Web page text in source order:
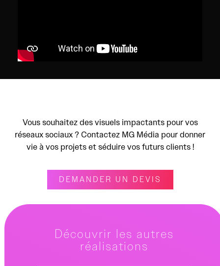
Vous souhaitez des visuels impactants pour vos
réseaux sociaux ? Contactez MG Média pour donner
vie à vos projets et séduire vos futurs clients !
DEMANDER UN DEVIS
Découvrir les autres
réalisations